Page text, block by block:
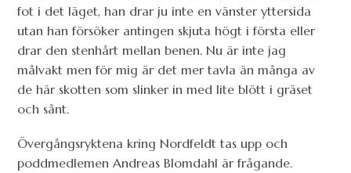
fot i det läget, han drar ju inte en vänster yttersida
utan han försöker antingen skjuta högt i första eller
drar den stenhårt mellan benen. Nu är inte jag
målvakt men för mig är det mer tavla än många av
de här skotten som slinker in med lite blött i gräset
och sånt.
Övergångsryktena kring Nordfeldt tas upp och
poddmedlemen Andreas Blomdahl är frågande.